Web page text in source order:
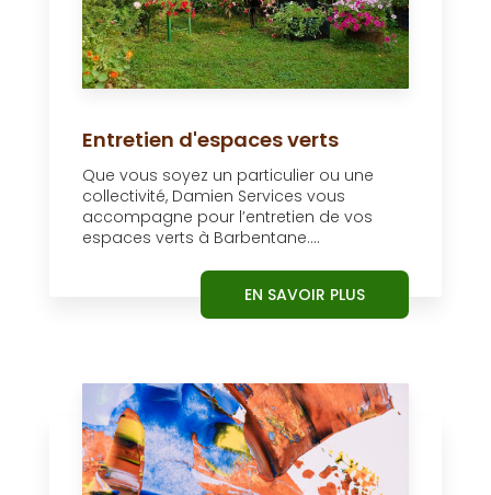
Entretien d'espaces verts
Que vous soyez un particulier ou une
collectivité, Damien Services vous
accompagne pour l’entretien de vos
espaces verts à Barbentane....
EN SAVOIR PLUS